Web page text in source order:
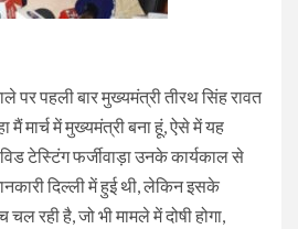
पर पहली बार मुख्यमंत्री तीरथ सिंह रावत
मैं मार्च में मुख्यमंत्री बना हूं, ऐसे में यह
टेस्टिंग फर्जीवाड़ा उनके कार्यकाल से
दिल्ली में हुई थी, लेकिन इसके
रही है, जो भी मामले में दोषी होगा,